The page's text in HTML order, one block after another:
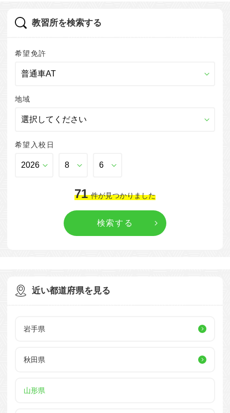
教習所を検索する
希望免許
地域
希望入校日
71 件が見つかりました
近い都道府県を見る
岩手県
秋田県
山形県